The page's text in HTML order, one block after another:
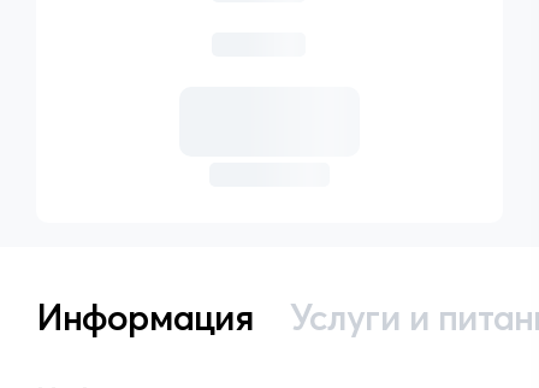
Информация Услуги и